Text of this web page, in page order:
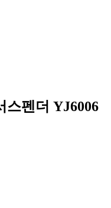
스펜더 YJ6006